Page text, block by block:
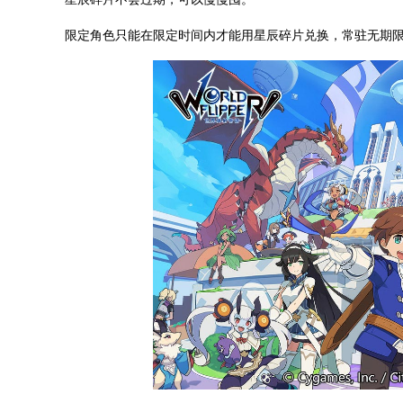
限定角色只能在限定时间内才能用星辰碎片兑换，常驻无期